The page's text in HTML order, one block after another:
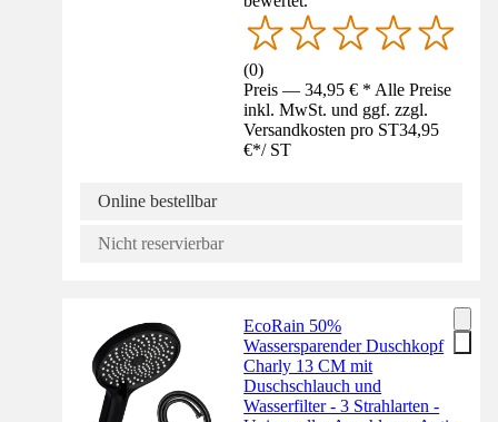
(0)
Preis — 34,95 € * Alle Preise
inkl. MwSt. und ggf. zzgl.
Versandkosten pro ST34,95
€*/ ST
Online bestellbar
Nicht reservierbar
EcoRain 50%
Wassersparender Duschkopf
Charly 13 CM mit
Duschschlauch und
Wasserfilter - 3 Strahlarten -